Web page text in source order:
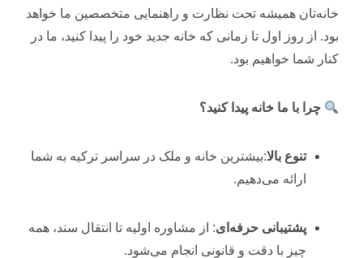
خانه‌تانهمیشهتحتنظارت وراهنماییمتخصصینما خواهد
بود.ازروز اولتا زمانیکه خانهجدیدخودراپیداکنید،ما در
کنارشماخواهیمبود.
چرابا ما خانهپیداکنید؟
تنوعبالا :بیشترین خانهوملکدر سراسرترکیهبه شما
ارائه می‌دهیم.
پشتیبانیحرفه‌ای: ازمشاورهاولیهتاانتقالسند،همه
چیزبا دقتوقانونیانجاممی‌شود.